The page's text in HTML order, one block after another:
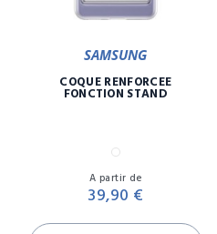
SAMSUNG
COQUE RENFORCÉE
FONCTION STAND
Transparent
A partir de
39,90 €